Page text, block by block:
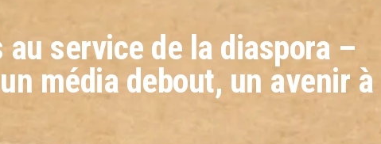
service de la diaspora –
média debout, un avenir à